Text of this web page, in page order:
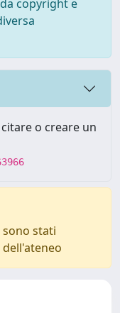
copyright e
o creare un
stati